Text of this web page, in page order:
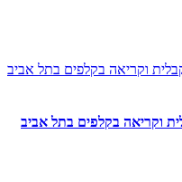
וקריאה בקלפים בתל אביב